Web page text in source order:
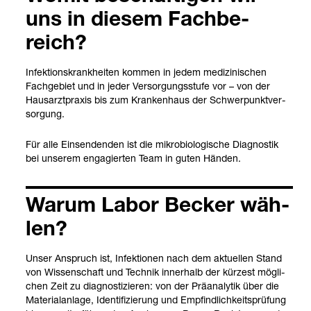
uns in die­sem Fach­be­
reich?
Infek­ti­ons­krank­hei­ten kom­men in jedem medi­zi­ni­schen
Fach­ge­biet und in jeder Ver­sor­gungs­stufe vor – von der
Haus­arzt­pra­xis bis zum Kran­ken­haus der Schwer­punkt­ver­
sor­gung.
Für alle Ein­sen­den­den ist die mikro­bio­lo­gi­sche Dia­gnos­tik
bei unse­rem enga­gier­ten Team in guten Hän­den.
Warum Labor Becker wäh­
len?
Unser Anspruch ist, Infek­tio­nen nach dem aktu­el­len Stand
von Wis­sen­schaft und Tech­nik inner­halb der kür­zest mög­li­
chen Zeit zu dia­gnos­ti­zie­ren: von der Prä­ana­ly­tik über die
Mate­ri­al­an­lage, Iden­ti­fi­zie­rung und Emp­find­lich­keits­prü­fung